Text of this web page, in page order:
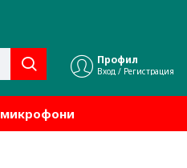
Профил
Вход / Регистрация